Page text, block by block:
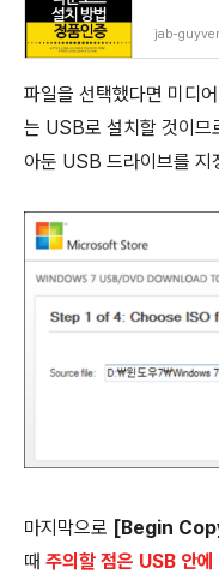
jab-
파일을 선택했다면 미디
는 USB로 설치할 것이므
아둔 USB 드라이브를 지
마지막으로 [Begin
때 주의할 점은 USB 안